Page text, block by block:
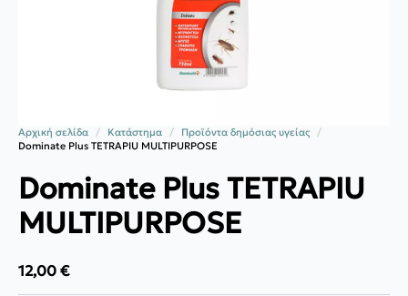
Αρχική σελίδα Κατάστημα
Προϊόντα δημόσιας υγείας
Dominate Plus TETRAPIU MULTIPURPOSE
Dominate Plus TETRAPIU
MULTIPURPOSE
12,00 €